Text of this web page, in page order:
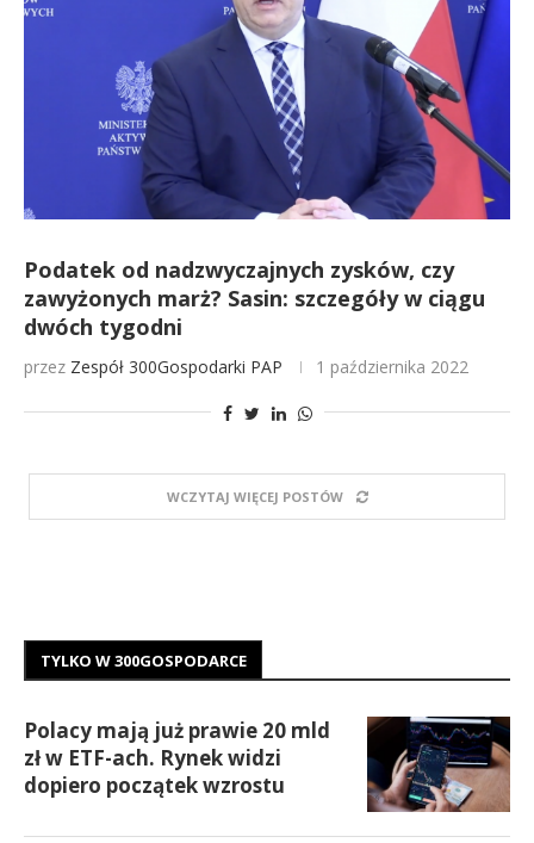
Podatek od nadzwyczajnych zysków, czy
zawyżonych marż? Sasin: szczegóły w ciągu
dwóch tygodni
przez Zespół 300Gospodarki PAP 1 października 2022
WCZYTAJ WIĘCEJ POSTÓW
TYLKO W 300GOSPODARCE
Polacy mają już prawie 20 mld
zł w ETF-ach. Rynek widzi
dopiero początek wzrostu